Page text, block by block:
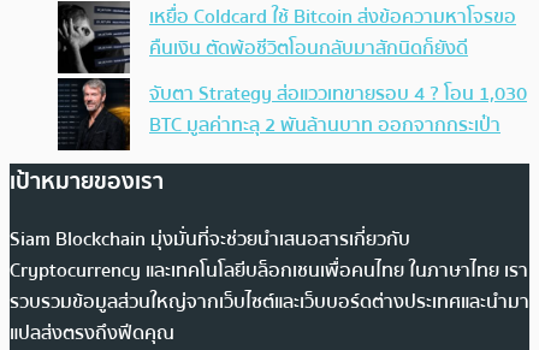
เหยื่อ Coldcard ใช้ Bitcoin ส่งข้อความหาโจรขอ
คืนเงิน ตัดพ้อชีวิตโอนกลับมาสักนิดก็ยังดี
จับตา Strategy ส่อแววเทขายรอบ 4 ? โอน 1,030
BTC มูลค่าทะลุ 2 พันล้านบาท ออกจากกระเป๋า
เป้าหมายของเรา
Siam Blockchain มุ่งมั่นที่จะช่วยนำเสนอสารเกี่ยวกับ
Cryptocurrency และเทคโนโลยีบล็อกเชนเพื่อคนไทย ในภาษาไทย เรา
รวบรวมข้อมูลส่วนใหญ่จากเว็บไซต์และเว็บบอร์ดต่างประเทศและนำมา
แปลส่งตรงถึงฟีดคุณ